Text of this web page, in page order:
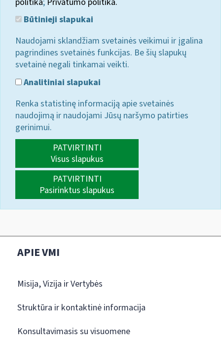
Būtinieji slapukai
Naudojami sklandžiam svetainės veikimui ir įgalina
pagrindines svetainės funkcijas. Be šių slapukų
svetainė negali tinkamai veikti.
Analitiniai slapukai
Renka statistinę informaciją apie svetainės
naudojimą ir naudojami Jūsų naršymo patirties
gerinimui.
PATVIRTINTI
Visus slapukus
PATVIRTINTI
Pasirinktus slapukus
APIE VMI
Misija, Vizija ir Vertybės
Struktūra ir kontaktinė informacija
Konsultavimasis su visuomene